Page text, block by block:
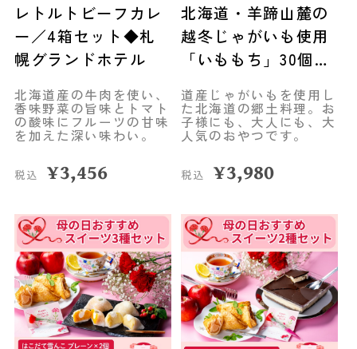
レトルトビーフカレ
ー／4箱セット◆札
幌グランドホテル
北海道産の牛肉を使い、
香味野菜の旨味とトマト
の酸味にフルーツの甘味
を加えた深い味わい。
税込 ¥3,456
北海道・羊蹄山麓の
越冬じゃがいも使用
「いももち」30個
栄水産
道産じゃがいもを使用し
た北海道の郷土料理。お
子様にも、大人にも、大
人気のおやつです。
税込 ¥3,980